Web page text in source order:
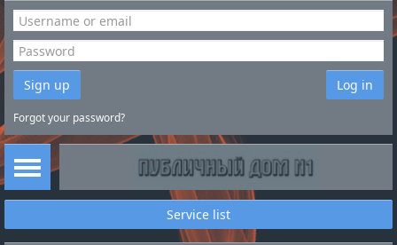
Sign up Log in
Forgot your password?
Service list